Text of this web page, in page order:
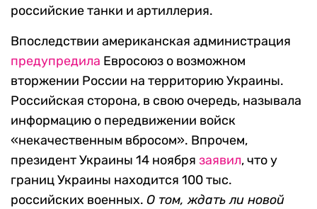
российские танки и артиллерия.
Впоследствии американская администрация
предупредила Евросоюз о возможном
вторжении России на территорию Украины.
Российская сторона, в свою очередь, называла
информацию о передвижении войск
«некачественным вбросом». Впрочем,
президент Украины 14 ноября заявил, что у
границ Украины находится 100 тыс.
российских военных. О том, ждать ли новой